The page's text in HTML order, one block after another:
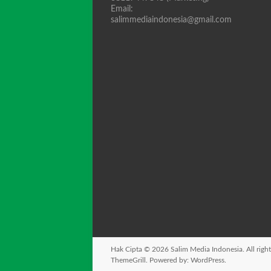
Email:
salimmediaindonesia@gmail.com
Hak Cipta © 2026 Salim Media Indonesia . All
ThemeGrill. Powered by: WordPress